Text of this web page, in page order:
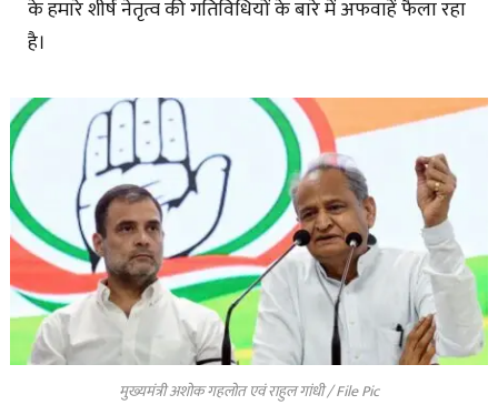
के हमारे शीर्ष नेतृत्व की गतिविधियों के बारे में अफवाहें फैला रहा
है।
मुख्यमंत्री अशोक गहलोत एवं राहुल गांधी / File Pic